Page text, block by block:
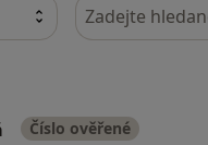
Hledejte v
Číslo ověřené